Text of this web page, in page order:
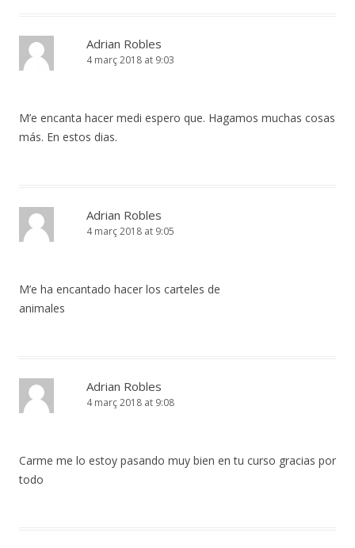
Adrian Robles
4 març 2018 at 9:03
M’e encanta hacer medi espero que. Hagamos muchas cosas
más. En estos dias.
Adrian Robles
4 març 2018 at 9:05
M’e ha encantado hacer los carteles de
animales
Adrian Robles
4 març 2018 at 9:08
Carme me lo estoy pasando muy bien en tu curso gracias por
todo